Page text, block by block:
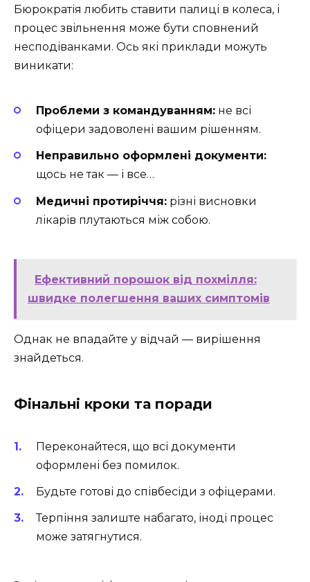
Бюрократія любить ставити палиці в колеса, і
процес звільнення може бути сповнений
несподіванками. Ось які приклади можуть
виникати:
Проблеми з командуванням: не всі
офіцери задоволені вашим рішенням.
Неправильно оформлені документи:
щось не так — і все…
Медичні протиріччя: різні висновки
лікарів плутаються між собою.
Ефективний порошок від похмілля:
швидке полегшення ваших симптомів
Однак не впадайте у відчай — вирішення
знайдеться.
Фінальні кроки та поради
Переконайтеся, що всі документи
оформлені без помилок.
Будьте готові до співбесіди з офіцерами.
Терпіння залиште набагато, іноді процес
може затягнутися.